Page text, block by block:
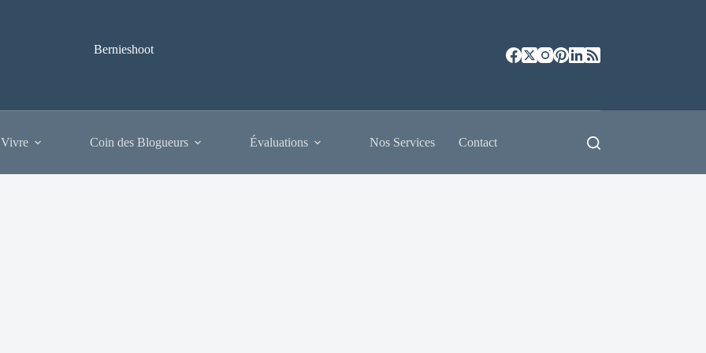
Bernieshoot
Coin des Blogueurs Évaluations Nos Services Contact